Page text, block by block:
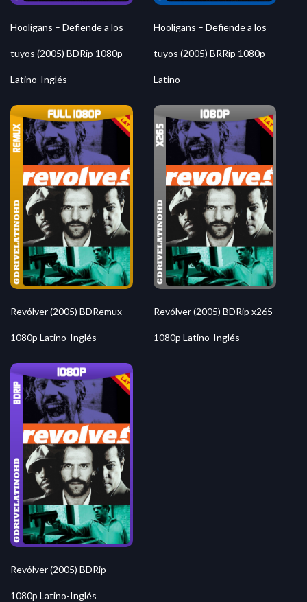
Hooligans – Defiende a los
tuyos (2005) BDRip 1080p
Latino-Inglés
Hooligans – Defiende a los
tuyos (2005) BRRip 1080p
Latino
Revólver (2005) BDRemux
1080p Latino-Inglés
Revólver (2005) BDRip x265
1080p Latino-Inglés
Revólver (2005) BDRip
1080p Latino-Inglés